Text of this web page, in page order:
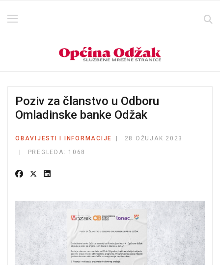
Poziv za članstvo u Odboru
Omladinske banke Odžak
OBAVIJESTI I INFORMACIJE
28 OŽUJAK 2023
PREGLEDA: 1068